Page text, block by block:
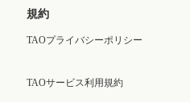
規約
TAOプライバシーポリシー
TAOサービス利用規約